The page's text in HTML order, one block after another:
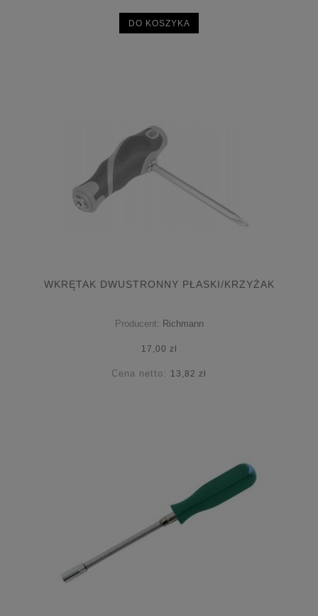
DO KOSZYKA
WKRĘTAK DWUSTRONNY PŁASKI/KRZYŻAK
Producent: Richmann
17,00 zł
Cena netto: 13,82 zł